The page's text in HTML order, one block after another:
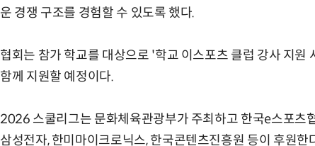
운 경쟁 구조를 경험할 수 있도록 했다.
협회는 참가 학교를 대상으로 '학교 이스포츠 클럽 강사 지원
함께 지원할 예정이다.
2026 스쿨리그는 문화체육관광부가 주최하고 한국e스포츠
삼성전자, 한미마이크로닉스, 한국콘텐츠진흥원 등이 후원